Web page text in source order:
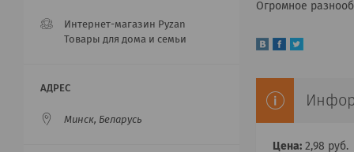
Огромное
Цена: 2,98 руб.
Интернет-магазин Pyzan
Товары для дома и семьи
Минск, Беларусь